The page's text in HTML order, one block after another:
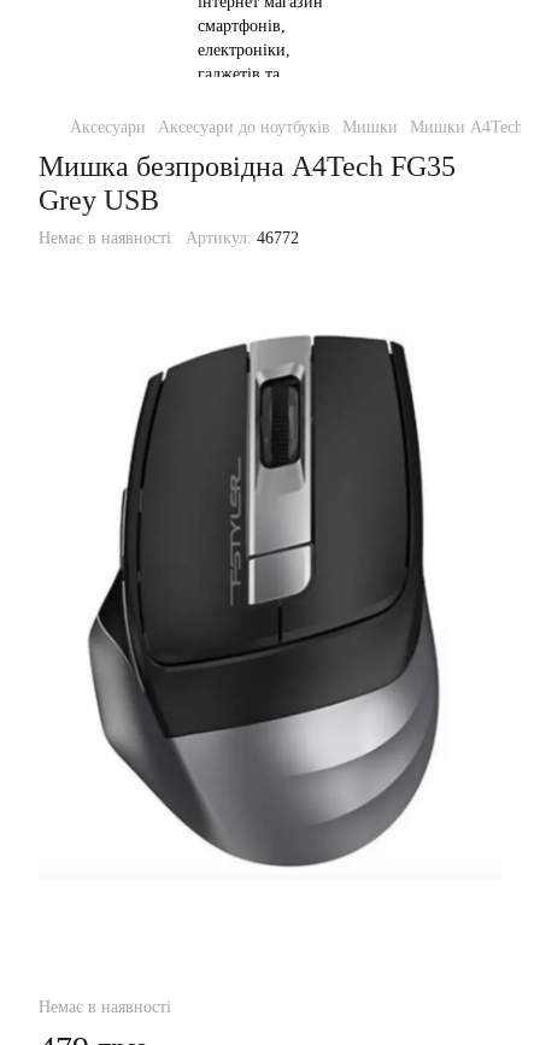
Аксесуари Аксесуари до ноутбуків Мишки Мишки A4Tech
Мишка безпровідна A4Tech FG35
Grey USB
Немає в наявності Артикул: 46772
Немає в наявності